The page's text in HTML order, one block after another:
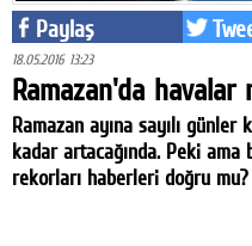
Yazarlar
Künye
A24 SOSYAL MEDYA
Paylaş
18.05.2016 13:23
Ramazan'da havalar
Ramazan ayına sayılı
kadar artacağında. Peki ama
rekorları haberleri doğru mu?